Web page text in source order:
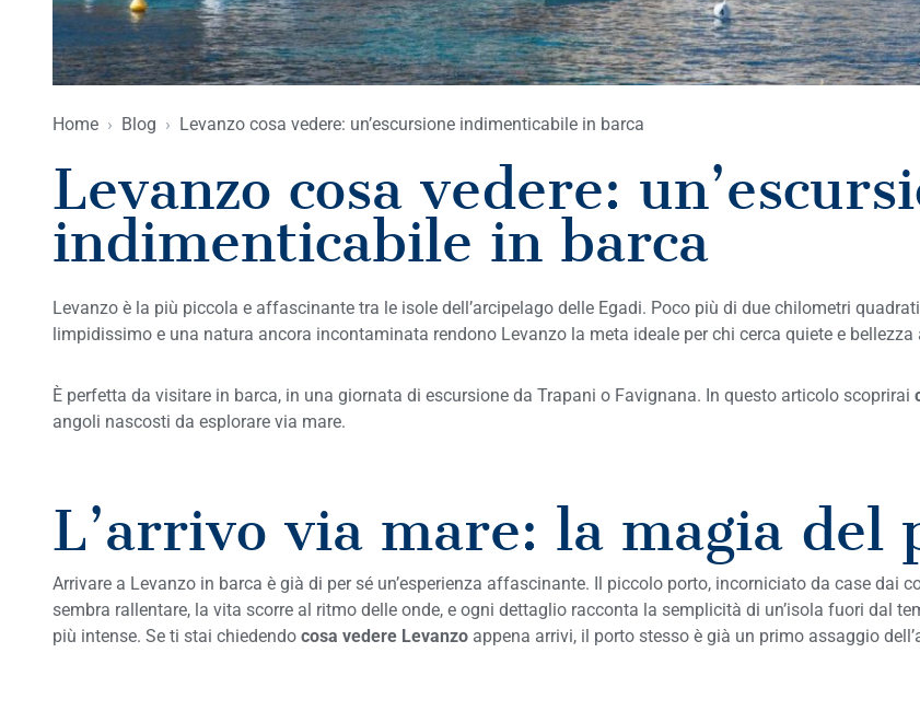
Home › Blog › Levanzo cosa vedere: un’escursione indimenticabile in barca
Levanzo cosa vedere:
indimenticabile in barca
Levanzo è la più piccola e affascinante tra le isole dell’arcipelago delle Egadi. Poco più di due chilometri
limpidissimo e una natura ancora incontaminata rendono Levanzo la meta ideale per chi cerca quiete e bellezza
È perfetta da visitare in barca, in una giornata di escursione da Trapani o Favignana. In questo articolo scoprirai
angoli nascosti da esplorare via mare.
L’arrivo via mare: la magia del
Arrivare a Levanzo in barca è già di per sé un’esperienza affascinante. Il piccolo porto, incorniciato da case dai
sembra rallentare, la vita scorre al ritmo delle onde, e ogni dettaglio racconta la semplicità di un’isola fuori dal
più intense. Se ti stai chiedendo cosa vedere Levanzo appena arrivi, il porto stesso è già un primo assaggio